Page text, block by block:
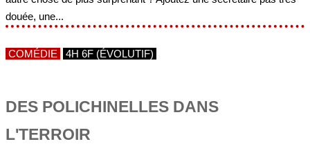
douée, une...
COMÉDIE 4H 6F (ÉVOLUTIF)
DES POLICHINELLES DANS
L'TERROIR